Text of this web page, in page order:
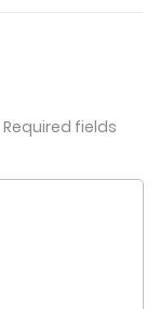
Required fields